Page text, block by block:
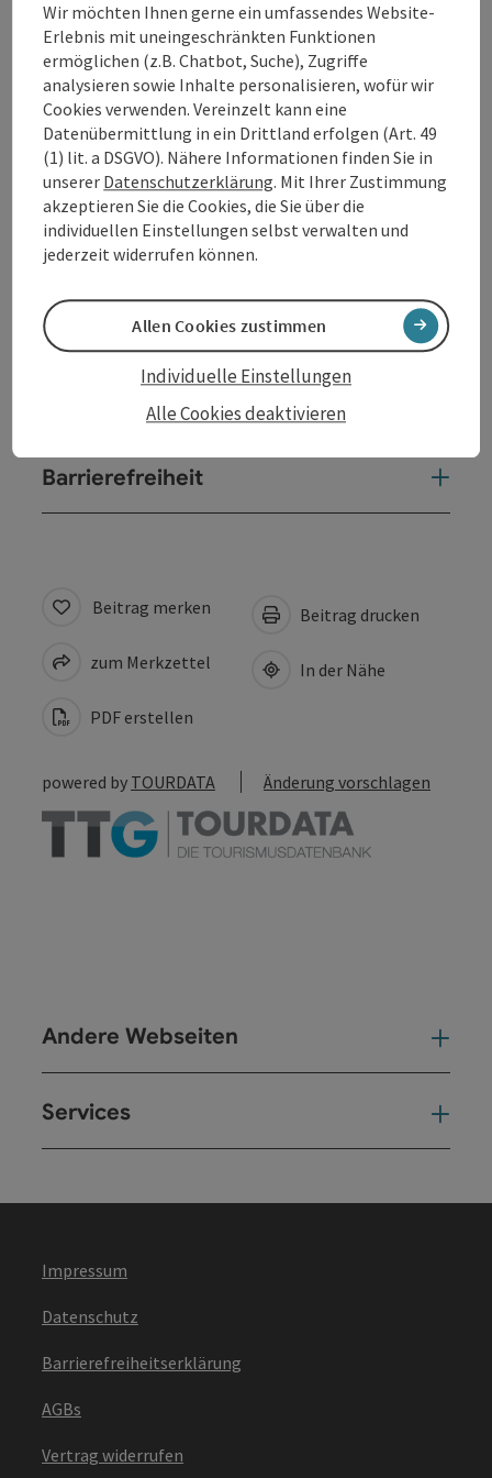
Kontakt
Öffnungszeiten
Anreise/Lage
Ausstattung
Barrierefreiheit
Beitrag merken
zum Merkzettel
PDF erstellen
Beitrag drucken
In der Nähe
powered by TOURDATA Änderung vorschlagen
Andere Webseiten
Services
Impressum
Datenschutz
Barrierefreiheitserklärung
AGBs
Vertrag widerrufen
Wir möchten Ihnen gerne ein umfassendes Website-
Erlebnis mit uneingeschränkten Funktionen
ermöglichen (z.B. Chatbot, Suche), Zugriffe
analysieren sowie Inhalte personalisieren, wofür wir
Cookies verwenden. Vereinzelt kann eine
Datenübermittlung in ein Drittland erfolgen (Art. 49
(1) lit. a DSGVO). Nähere Informationen finden Sie in
unserer Datenschutzerklärung. Mit Ihrer Zustimmung
akzeptieren Sie die Cookies, die Sie über die
individuellen Einstellungen selbst verwalten und
jederzeit widerrufen können.
Alle Cookies deaktivieren
Individuelle Einstellungen
Allen Cookies zustimmen